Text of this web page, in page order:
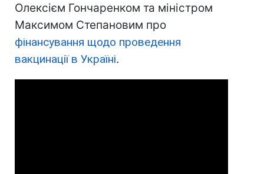
Олексієм Гончаренком та міністром
Максимом Степановим про
фінансування щодо проведення
вакцинації в Україні.